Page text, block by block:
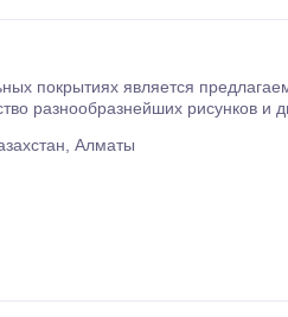
покрытиях является
Алматы